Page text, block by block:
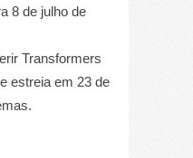
8 de julho de
Transformers
estreia em 23 de